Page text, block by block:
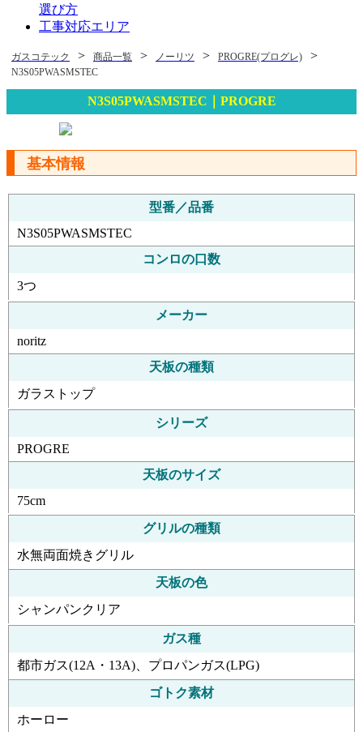
選び方
工事対応エリア
ガスコテック > 商品一覧 > ノーリツ > PROGRE(プログレ) >
N3S05PWASMSTEC
N3S05PWASMSTEC｜PROGRE
基本情報
型番／品番
N3S05PWASMSTEC
コンロの口数
3つ
メーカー
noritz
天板の種類
ガラストップ
シリーズ
PROGRE
天板のサイズ
75cm
グリルの種類
水無両面焼きグリル
天板の色
シャンパンクリア
ガス種
都市ガス(12A・13A)、プロパンガス(LPG)
ゴトク素材
ホーロー